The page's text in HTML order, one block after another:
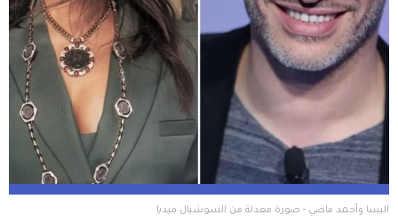
اليسا وأحمد ماضي - صورة معدلة من السوشيال ميديا